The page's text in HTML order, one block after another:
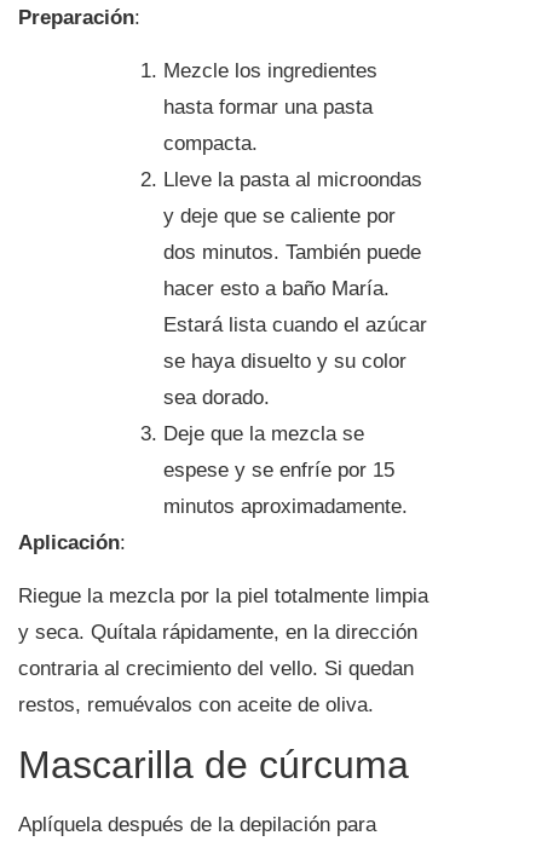
Preparación:
Mezcle los ingredientes
hasta formar una pasta
compacta.
Lleve la pasta al microondas
y deje que se caliente por
dos minutos. También puede
hacer esto a baño María.
Estará lista cuando el azúcar
se haya disuelto y su color
sea dorado.
Deje que la mezcla se
espese y se enfríe por 15
minutos aproximadamente.
Aplicación:
Riegue la mezcla por la piel totalmente limpia
y seca. Quítala rápidamente, en la dirección
contraria al crecimiento del vello. Si quedan
restos, remuévalos con aceite de oliva.
Mascarilla de cúrcuma
Aplíquela después de la depilación para